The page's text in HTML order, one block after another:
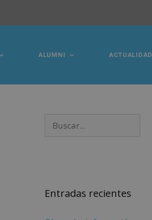
ALUMNI ACTUALIDAD
Entradas recientes